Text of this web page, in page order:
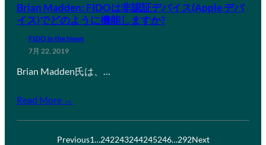
Brian Madden: FIDOは非認証デバイス(Apple デバ
イス)でどのように機能しますか?
FIDO in the News
7月 22, 2019
Brian Madden氏は、…
Read More →
Previous1…242243244245246…292Next